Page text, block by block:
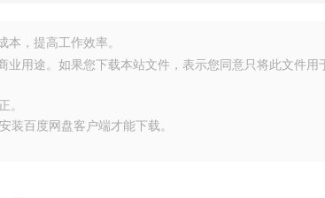
，提高工作效率。
用途。如果您下载本站文件，表示您同意只将此文件用
。
装百度网盘客户端才能下载。